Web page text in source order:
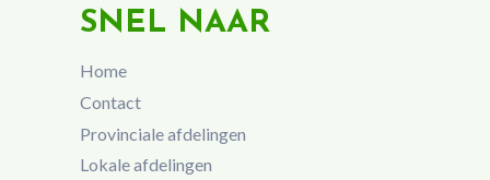
SNEL NAAR
Home
Contact
Provinciale afdelingen
Lokale afdelingen